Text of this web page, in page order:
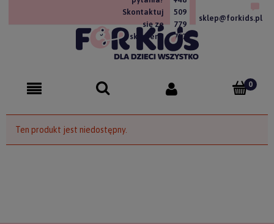
Skontaktuj
się ze
sklepem!
509
779
757
sklep@forkids.pl
Ten produkt jest niedostępny.